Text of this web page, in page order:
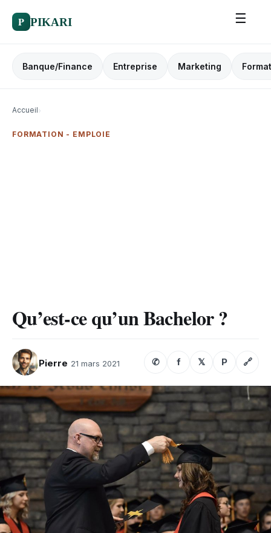
P PIKARI ☰
Banque/Finance Entreprise Marketing
Accueil›
FORMATION - EMPLOIE
Qu’est-ce qu’un Bachelor ?
Pierre 21 mars 2021 ✆ f 𝕏 P 🔗